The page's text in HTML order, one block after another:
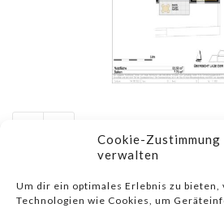
Cookie-Zustimmung
verwalten
Um dir ein optimales Erlebnis zu bieten,
Technologien wie Cookies, um